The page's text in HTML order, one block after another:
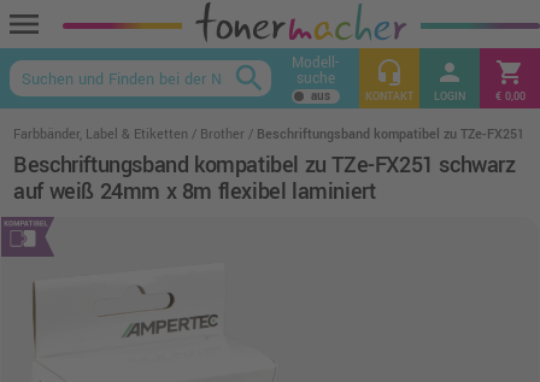
menu
keyboard_arrow_up
search Modell-
suche headset_mic
KONTAKT
person
LOGIN
shopping_cart
€ 0,00
Farbbänder, Label & Etiketten Brother Beschriftungsband kompatibel zu TZe-FX251
Beschriftungsband kompatibel zu TZe-FX251 schwarz
auf weiß 24mm x 8m flexibel laminiert